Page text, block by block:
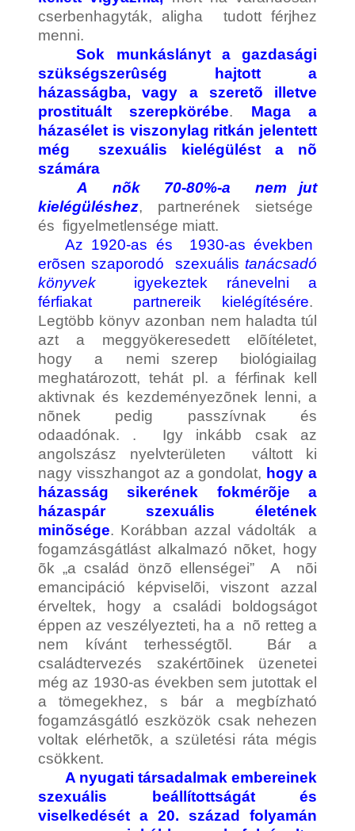
cserbenhagyták, aligha tudott férjhez
menni.
Sok munkáslányt a gazdasági
szükségszerûség hajtott a
házasságba, vagy a szeretõ illetve
prostituált szerepkörébe. Maga a
házasélet is viszonylag ritkán jelentett
még szexuális kielégülést a nõ
számára
A nõk 70-80%-a nem jut
kielégüléshez, partnerének sietsége
és figyelmetlensége miatt.
Az 1920-as és 1930-as években
erõsen szaporodó szexuális tanácsadó
könyvekigyekeztek ránevelni a
férfiakat partnereik kielégítésére.
Legtöbb könyv azonban nem haladta túl
azt a meggyökeresedett elõítéletet,
hogy a nemi szerep biológiailag
meghatározott, tehát pl. a férfinak kell
aktivnak és kezdeményezõnek lenni, a
nõnek pedig passzívnak és
odaadónak. . Igy inkább csak az
angolszász nyelvterületen váltott ki
nagy visszhangot az a gondolat, hogy a
házasság sikerének fokmérõje a
házaspár szexuális életének
minõsége. Korábban azzal vádolták a
fogamzásgátlást alkalmazó nõket, hogy
õk „a család önzõ ellenségei” A nõi
emancipáció képviselõi, viszont azzal
érveltek, hogy a családi boldogságot
éppen az veszélyezteti, ha a nõ retteg a
nem kívánt terhességtõl. Bár a
családtervezés szakértõinek üzenetei
még az 1930-as években sem jutottak el
a tömegekhez, s bár a megbízható
fogamzásgátló eszközök csak nehezen
voltak elérhetõk, a születési ráta mégis
csökkent.
A nyugati társadalmak embereinek
szexuális beállítottságát és
viselkedését a 20. század folyamán